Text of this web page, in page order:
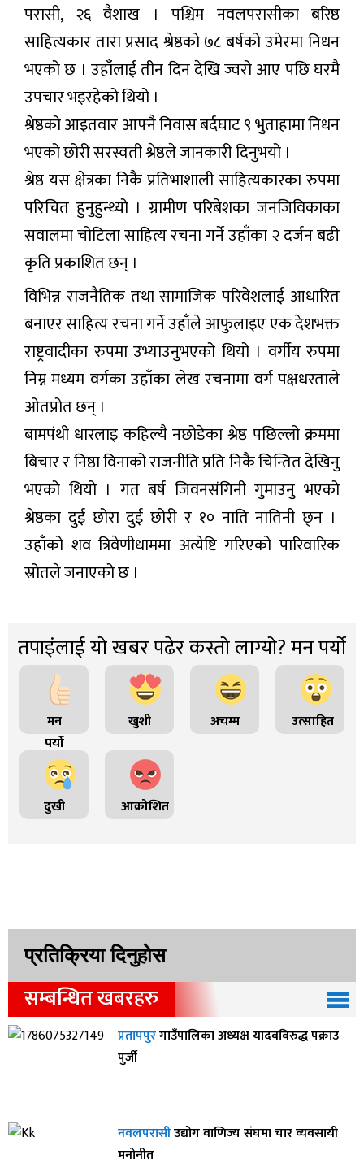
परासी, २६ वैशाख । पश्चिम नवलपरासीका बरिष्ठ
साहित्यकार तारा प्रसाद श्रेष्ठको ७८ बर्षको उमेरमा निधन
भएको छ । उहाँलाई तीन दिन देखि ज्वरो आए पछि घरमै
उपचार भइरहेको थियो ।
श्रेष्ठको आइतवार आफ्नै निवास बर्दघाट ९ भुताहामा निधन
भएको छोरी सरस्वती श्रेष्ठले जानकारी दिनुभयो ।
श्रेष्ठ यस क्षेत्रका निकै प्रतिभाशाली साहित्यकारका रुपमा
परिचित हुनुहुन्थ्यो । ग्रामीण परिबेशका जनजिविकाका
सवालमा चोटिला साहित्य रचना गर्ने उहाँका २ दर्जन बढी
कृति प्रकाशित छन् ।
विभिन्न राजनैतिक तथा सामाजिक परिवेशलाई आधारित
बनाएर साहित्य रचना गर्ने उहाँले आफुलाइए एक देशभक्त
राष्ट्रवादीका रुपमा उभ्याउनुभएको थियो । वर्गीय रुपमा
निम्न मध्यम वर्गका उहाँका लेख रचनामा वर्ग पक्षधरताले
ओतप्रोत छन् ।
बामपंथी धारलाइ कहिल्यै नछोडेका श्रेष्ठ पछिल्लो क्रममा
बिचार र निष्ठा विनाको राजनीति प्रति निकै चिन्तित देखिनु
भएको थियो । गत बर्ष जिवनसंगिनी गुमाउनु भएको
श्रेष्ठका दुई छोरा दुई छोरी र १० नाति नातिनी छ्न ।
उहाँको शव त्रिवेणीधाममा अत्येष्टि गरिएको पारिवारिक
स्रोतले जनाएको छ ।
तपाइंलाई यो खबर पढेर कस्तो लाग्यो? मन पर्यो
मन
पर्यो
खुशी अचम्म उत्साहित
दुखी आक्रोशित
प्रतिक्रिया दिनुहोस
सम्बन्धित खबरहरु
प्रतापपुरगाउँपालिका अध्यक्ष यादवविरुद्ध पक्राउ
पुर्जी
नवलपरासीउद्योग वाणिज्य संघमा चार व्यवसायी
मनोनीत